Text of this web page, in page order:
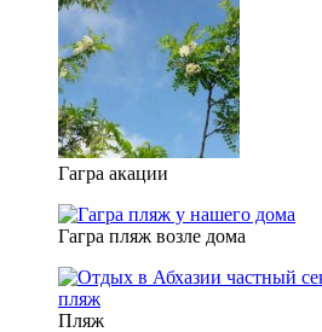
Гагра акации
Гагра пляж возле дома
Пляж